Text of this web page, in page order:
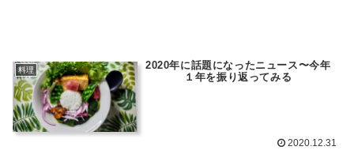
料理
2020年に話題になったニュース〜今年
１年を振り返ってみる
2020.12.31